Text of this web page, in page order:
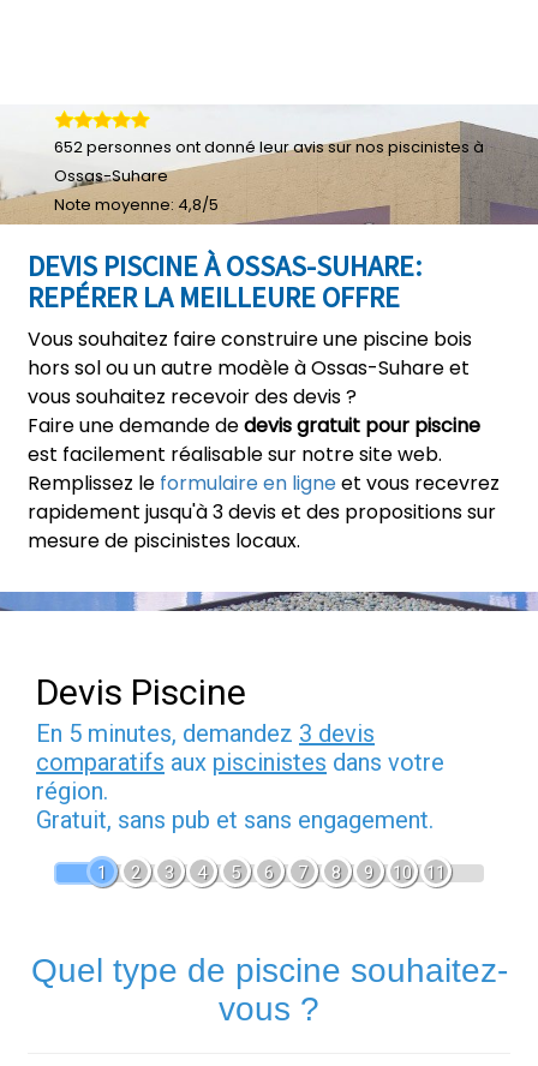
DEVIS PISCINE À OSSAS-SUHARE:
REPÉRER LA MEILLEURE OFFRE
Vous souhaitez faire construire une piscine bois
hors sol ou un autre modèle à Ossas-Suhare et
vous souhaitez recevoir des devis ?
Faire une demande dedevis gratuit pour piscine
est facilement réalisable sur notre site web.
Remplissez le formulaire en ligneet vous recevrez
rapidement jusqu'à 3 devis et des propositions sur
mesure de piscinistes locaux.
652personnes ont donné leuravis sur nos piscinistes à
Ossas-Suhare
Note moyenne: 4,8/5
Devis Piscine
En 5 minutes, demandez 3 devis
comparatifs aux piscinistes dans votre
région.
Gratuit, sans pub et sans engagement.
1 2 3 4 5 6 7 8 9 10 11
Quel type de piscine souhaitez-
vous ?